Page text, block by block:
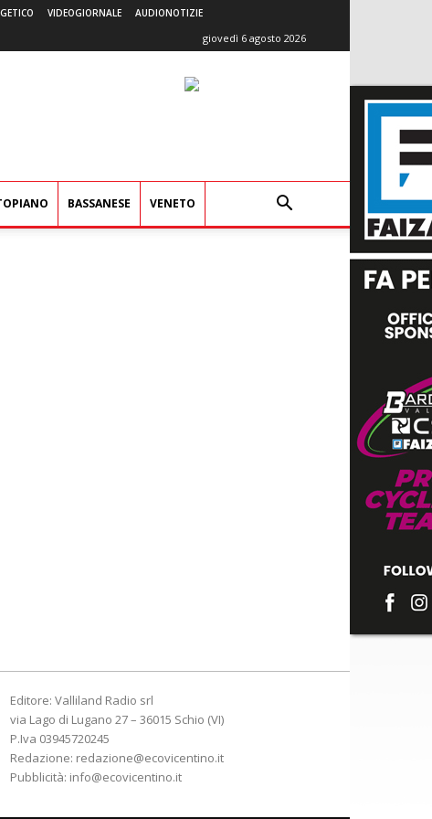
VIDEOGIORNALE AUDIONOTIZIE
giovedì 6 agosto 2026
BASSANESE VENETO
Editore: Valliland Radio srl
via Lago di Lugano 27 – 36015 Schio (VI)
P.Iva 03945720245
Redazione: redazione@ecovicentino.it
Pubblicità: info@ecovicentino.it